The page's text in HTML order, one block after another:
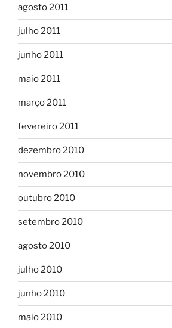
agosto 2011
julho 2011
junho 2011
maio 2011
março 2011
fevereiro 2011
dezembro 2010
novembro 2010
outubro 2010
setembro 2010
agosto 2010
julho 2010
junho 2010
maio 2010